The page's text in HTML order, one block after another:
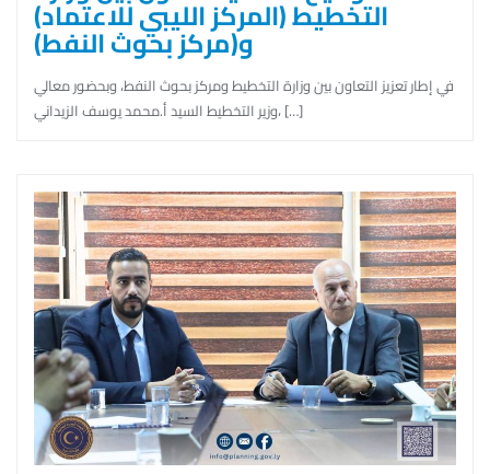
التخطيط (المركز الليبي للاعتماد)
و(مركز بحوث النفط)
في إطار تعزيز التعاون بين وزارة التخطيط ومركز بحوث النفط، وبحضور معالي
وزير التخطيط السيد أ.محمد يوسف الزيداني، […]